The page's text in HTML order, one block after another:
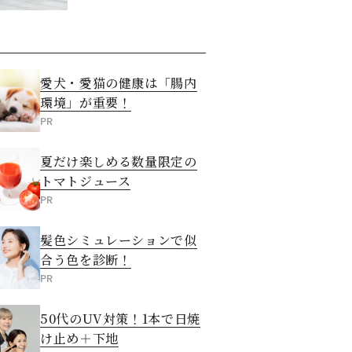
愛犬・愛猫の健康は「腸内
環境」が重要！
PR
夏だけ楽しめる数量限定の
トマトジュース
PR
髪色シミュレーションで似
合う色を診断！
PR
50代のUV対策！1本で日焼
け止め＋下地